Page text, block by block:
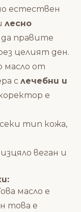
естествен
лесно
да правите
целият ден.
масло от
с лечебни и
е
тип кожа,
веган и
масло е
това е